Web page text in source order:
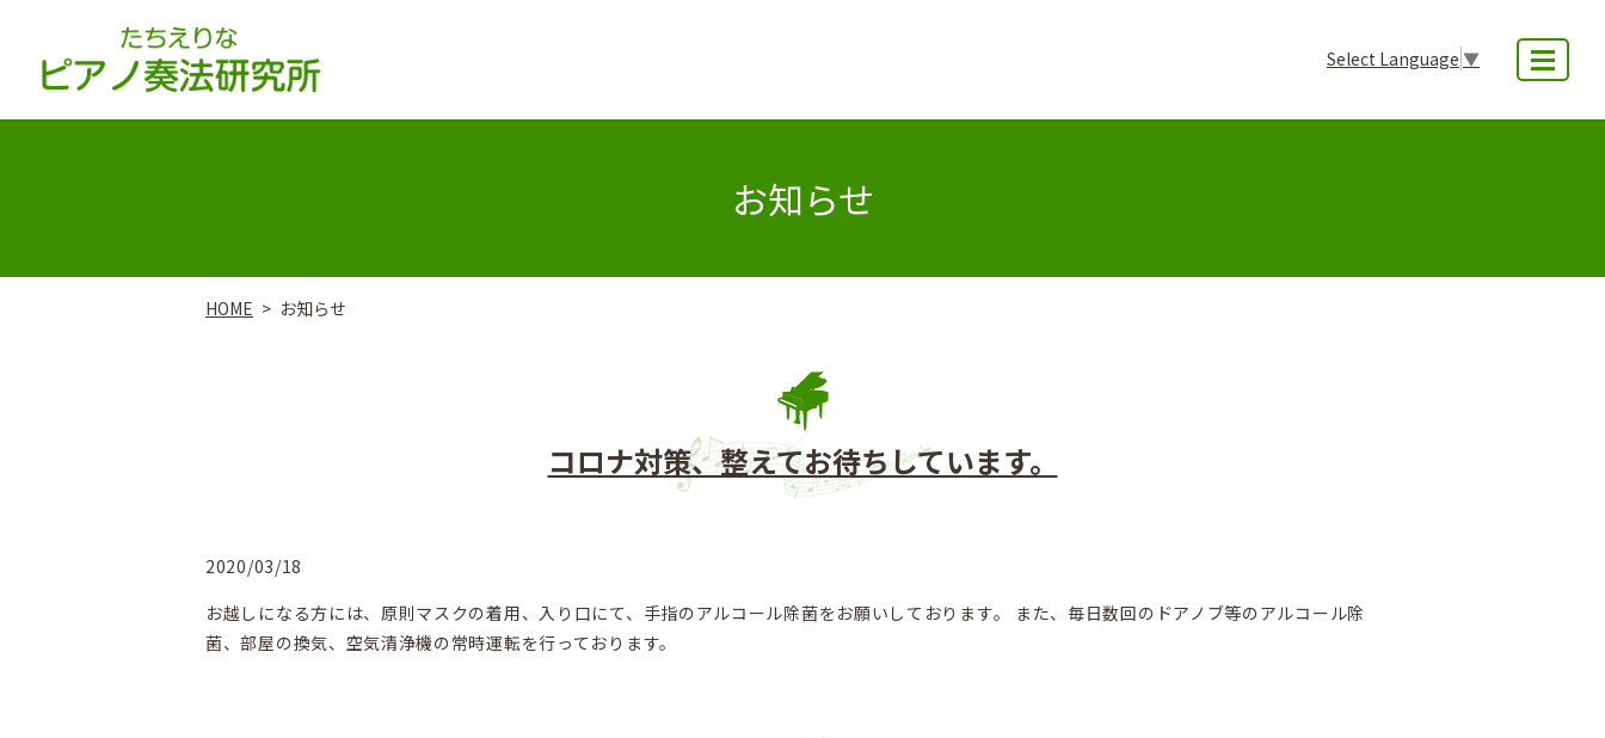
Select Language ▼
お知らせ
HOME お知らせ
コロナ対策、整えてお待ちしています。
2020/03/18
お越しになる方には、原則マスクの着用、入り口にて、手指のアルコール除菌をお願いしております。 また、毎日数回のドアノブ等のアルコール除
菌、部屋の換気、空気清浄機の常時運転を行っております。